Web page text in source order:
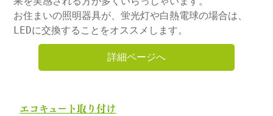
お住まいの照明器具が、蛍光灯や白熱電球の場合は、
LEDに交換することをオススメします。
詳細ページへ
エコキュート取り付け